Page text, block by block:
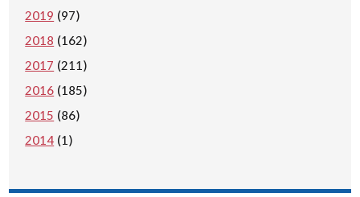
2019 (97)
2018 (162)
2017 (211)
2016 (185)
2015 (86)
2014 (1)